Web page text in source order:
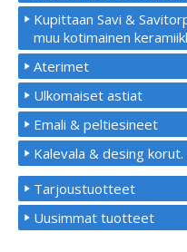
Kupittaan Savi &
muu kotimainen
Aterimet
Ulkomaiset astiat
Emali & peltiesineet
Kalevala & desing korut.
Tarjoustuotteet
Uusimmat tuotteet